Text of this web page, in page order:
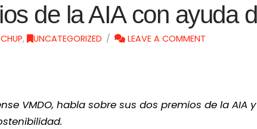
de la AIA con ayuda
, UNCATEGORIZED LEAVE A COMMENT
VMDO, habla sobre sus dos premios de la AIA